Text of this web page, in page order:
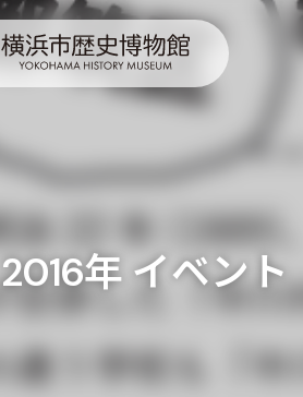
2016年 イベント